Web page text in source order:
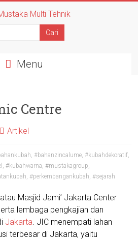
Menu
Centre
Artikel
,#bahanzincalume,#kubahdekoratif,
,#kubahwarna,#mustakagroup,
,#perkembangankubah,#sejarah
Masjid Jami’ Jakarta Center
lembaga pengkajian dan
Jakarta. JIC menempati lahan
terbesar di Jakarta, yaitu